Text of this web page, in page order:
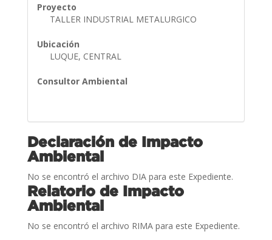
Proyecto
TALLER INDUSTRIAL METALURGICO
Ubicación
LUQUE, CENTRAL
Consultor Ambiental
Declaración de Impacto
Ambiental
No se encontró el archivo DIA para este Expediente.
Relatorio de Impacto
Ambiental
No se encontró el archivo RIMA para este Expediente.